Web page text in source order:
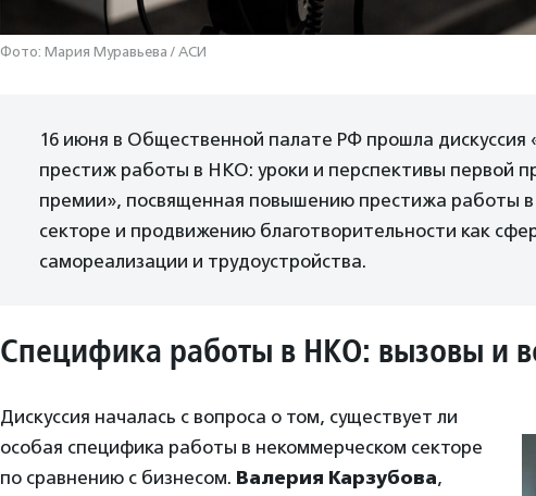
Фото: Мария Муравьева / АСИ
16 июня в Общественной палате РФ прошла дискуссия
престиж работы в НКО: уроки и перспективы первой
премии», посвященная повышению престижа работы
секторе и продвижению благотворительности как
самореализации и трудоустройства.
Специфика работы в НКО: вызовы и
Дискуссия началась с вопроса о том, существует ли
особая специфика работы в некоммерческом секторе
по сравнению с бизнесом. Валерия Карзубова,